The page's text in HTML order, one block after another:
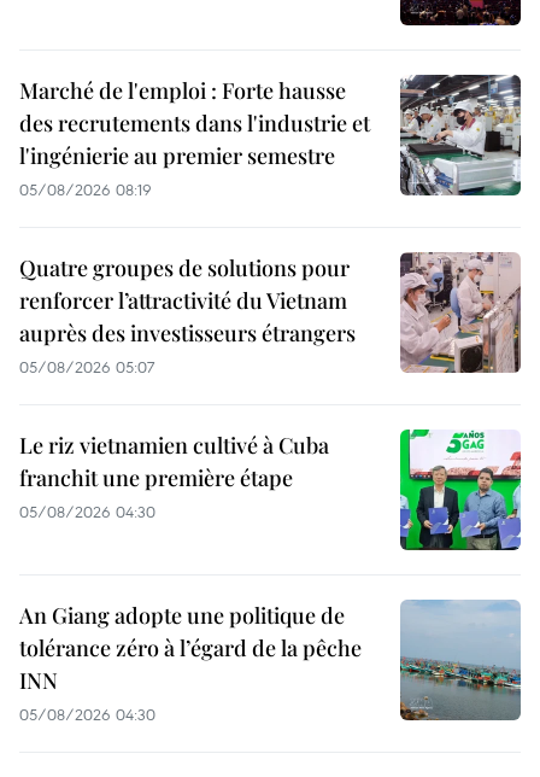
Marché de l'emploi : Forte hausse
des recrutements dans l'industrie et
l'ingénierie au premier semestre
05/08/2026 08:19
Quatre groupes de solutions pour
renforcer l’attractivité du Vietnam
auprès des investisseurs étrangers
05/08/2026 05:07
Le riz vietnamien cultivé à Cuba
franchit une première étape
05/08/2026 04:30
An Giang adopte une politique de
tolérance zéro à l’égard de la pêche
INN
05/08/2026 04:30